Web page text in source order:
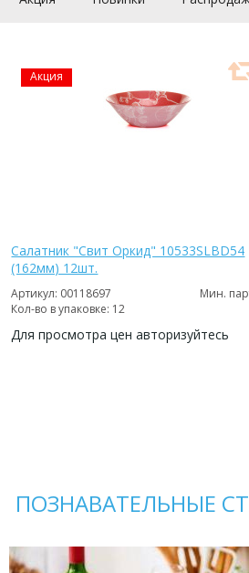
Акция
Салатник "Свит Оркид" 10533SLBD54
(162мм) 12шт.
Артикул: 00118697
Мин.
Кол-во в упаковке: 12
Для просмотра цен авторизуйтесь
ПОЗНАВАТЕЛЬНЫЕ